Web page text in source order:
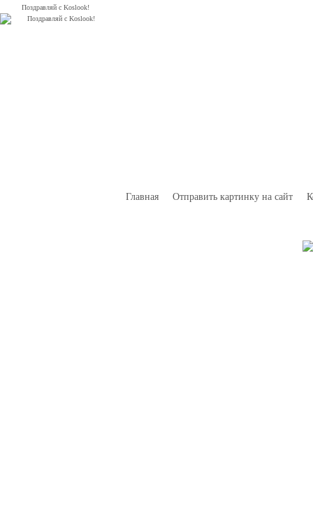
Поздравляй с Koslook!
Главная Отправить картинку на сайт